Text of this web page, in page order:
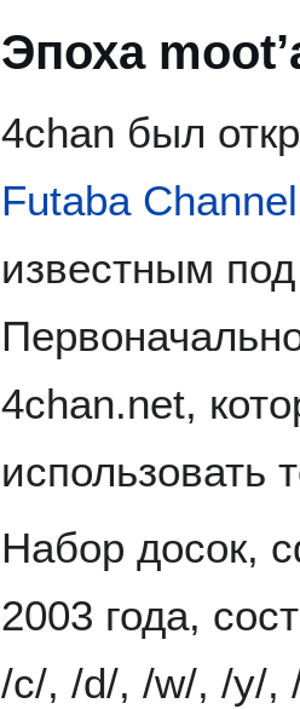
Эпоха
4chan был
Futaba Channel
известным
4chan.net,
использовать
Набор досок,
2003 года,
/c/, /d/, /w/, /y/,